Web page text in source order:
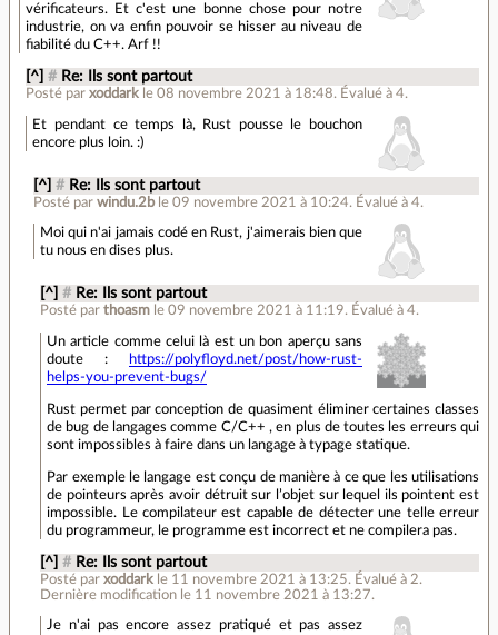
vérificateurs. Et c'est une bonne chose pour notre
industrie, on va enfin pouvoir se hisser au niveau de
fiabilité du C++. Arf !!
[^] # Re: Ils sont partout
Posté parxoddark le 08 novembre 2021 à 18:48. Évalué à4.
Et pendant ce temps là, Rust pousse le bouchon
encore plus loin. :)
[^] # Re: Ils sont partout
Posté par windu.2b le 09 novembre 2021 à 10:24. Évalué à 4.
Moi qui n'ai jamais codé en Rust, j'aimerais bien que
tu nous en dises plus.
[^] # Re: Ils sont partout
Posté parthoasm le 09 novembre 2021 à 11:19. Évalué à4.
Un article comme celui là est un bon aperçu sans
doute :
https://polyfloyd.net/post/how-rust-
helps-you-prevent-bugs/
Rust permet par conception de quasiment éliminer certaines classes
de bug de langages comme C/C++ , en plus de toutes les erreurs qui
sont impossibles à faire dans un langage à typage statique.
Par exemple le langage est conçu de manière à ce que les utilisations
de pointeurs après avoir détruit sur l’objet sur lequel ils pointent est
impossible. Le compilateur est capable de détecter une telle erreur
du programmeur, le programme est incorrect et ne compilera pas.
[^] # Re: Ils sont partout
Posté parxoddark le 11 novembre 2021 à 13:25. Évalué à 2.
Dernière modification le 11 novembre 2021 à 13:27.
Je n'ai pas encore assez pratiqué et pas assez